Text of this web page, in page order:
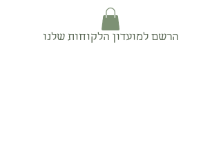
הרשם למועדון הלקוחות שלנו